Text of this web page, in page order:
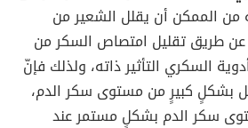
من الممكن أن يقلل الشعير من
طريق تقليل امتصاص السكر من
السكري التأثير ذاته، ولذلك فإنّ
بشكلٍ كبيرٍ من مستوى سكر الدم،
سكر الدم بشكلٍ مستمر عند